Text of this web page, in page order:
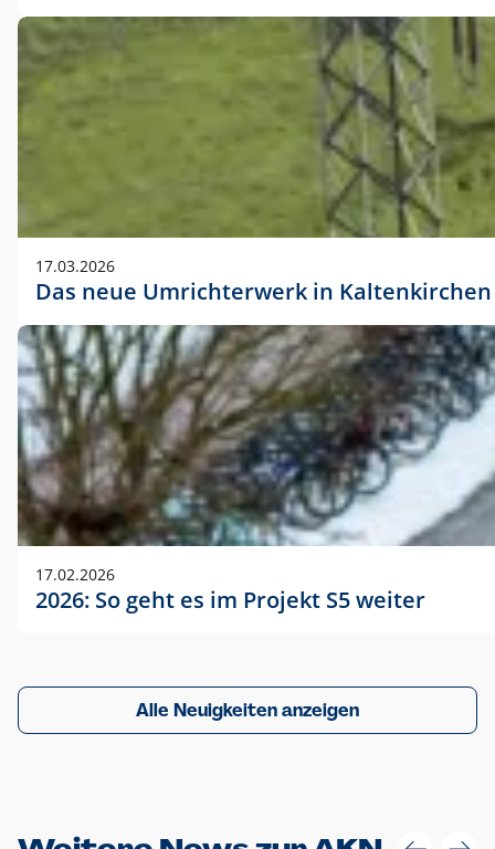
17.03.2026
Das neue Umrichterwerk in Kaltenkirchen
17.02.2026
2026: So geht es im Projekt S5 weiter
Alle Neuigkeiten anzeigen